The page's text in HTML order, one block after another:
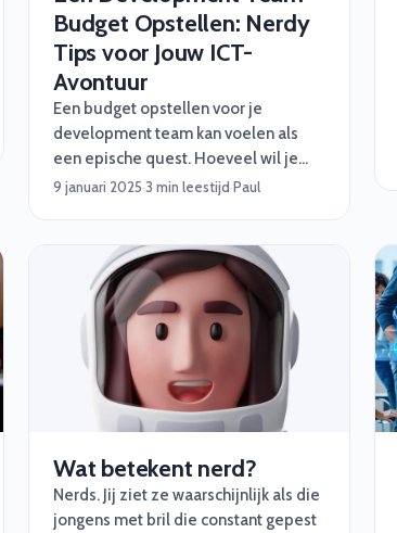
Budget Opstellen: Nerdy
Tips voor Jouw ICT-
Avontuur
Een budget opstellen voor je
development team kan voelen als
een epische quest. Hoeveel wil je
uitgeven? Welke nerds heb je nodig?
paniek! Software Vrienden helpt je
met slimme, praktische én vooral
nerdy tips om jouw project soepel te
laten verlopen. Of je nu een medior
developer, een functioneel
beheerder, of een cyber security
specialist nodig hebt, met een goed
budget ben je al halverwege. 🎮Stap
1: Begin met je missie (de
projectdoelen)
9 januari 2025·3 min leestijd·Paul
Wat betekent nerd?
Nerds. Jij ziet ze waarschijnlijk als die
jongens met bril die constant gepest